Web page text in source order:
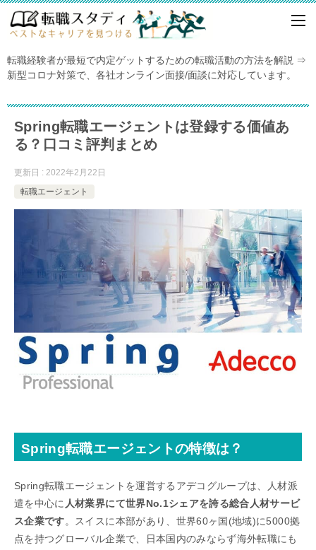
転職経験者が最短で内定ゲットするための転職活動の方法を解説 ⇒
新型コロナ対策で、各社オンライン面接/面談に対応しています。
Spring転職エージェントは登録する価値あ
る？口コミ評判まとめ
更新日 : 2022年2月22日
転職エージェント
Spring転職エージェントの特徴は？
Spring転職エージェントを運営するアデコグループは、人材派
遣を中心に 人材業界にて世界No.1シェアを誇る総合人材サービ
ス企業です。スイスに本部があり、世界60ヶ国(地域)に5000拠
点を持つグローバル企業で、日本国内のみならず海外転職にも